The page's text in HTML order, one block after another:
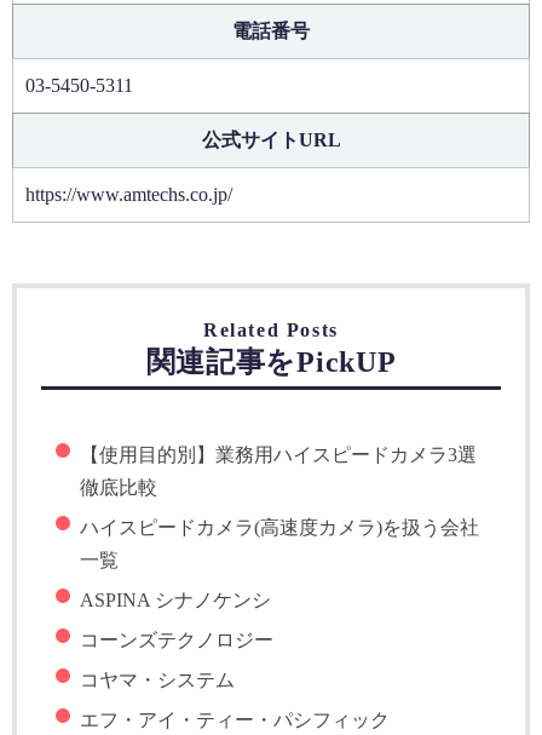
電話番号
03-5450-5311
公式サイトURL
https://www.amtechs.co.jp/
Related Posts
関連記事をPickUP
【使用目的別】業務用ハイスピードカメラ3選
徹底比較
ハイスピードカメラ(高速度カメラ)を扱う会社
一覧
ASPINA シナノケンシ
コーンズテクノロジー
コヤマ・システム
エフ・アイ・ティー・パシフィック